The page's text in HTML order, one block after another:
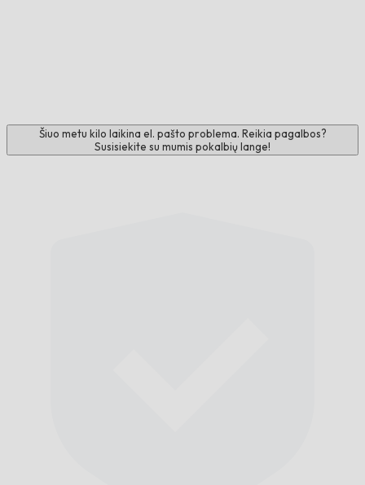
Šiuo metu kilo laikina el. pašto problema. Reikia pagalbos?
Susisiekite su mumis pokalbių lange!